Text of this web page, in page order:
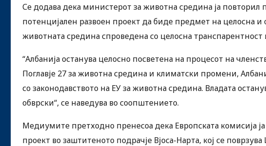
Се додава дека министерот за животна средина ја повторил
потенцијален развоен проект да биде предмет на целосна и
животната средина спроведена со целосна транспарентност
“Албанија останува целосно посветена на процесот на
Поглавје 27 за животна средина и климатски промени,
со законодавството на ЕУ за животна средина. Владата
обврски“, се наведува во соопштението.
Медиумите претходно пренесоа дека Европската комисија
проект во заштитеното подрачје Вјоса-Нарта, кој се